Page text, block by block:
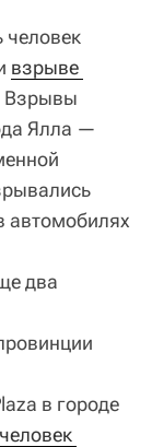
взрыве
Взрывы
Ялла —
автомобилях
два
в городе